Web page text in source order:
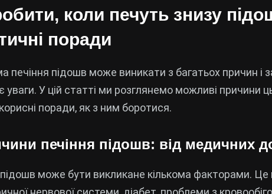
коли печуть знизу
поради
печіння підошв може виникати з багатьох причин і
уваги. У цій статті ми розглянемо можливі причини
поради, як з ним боротися.
печіння підошв: від медичних
підошв може бути викликане кількома факторами.